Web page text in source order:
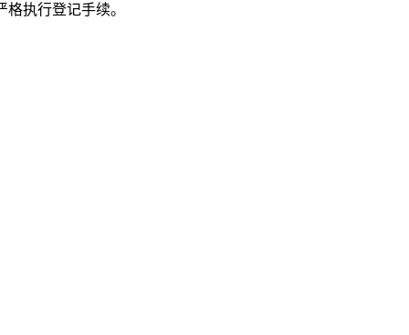
执行登记手续。